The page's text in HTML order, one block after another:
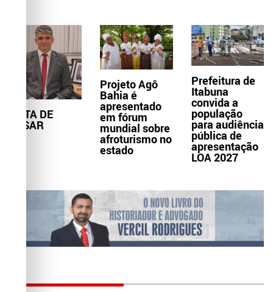
NOTA DE
PESAR
Projeto Agô
Bahia é
apresentado
em fórum
mundial sobre
afroturismo no
estado
Prefeitura de
Itabuna
convida a
população
para audiência
pública de
apresentação
LOA 2027